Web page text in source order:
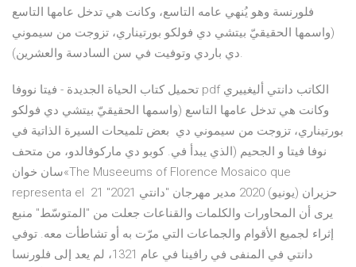
فلورنسة وهو يُنهي عامه التاسع، وكانت هي تدخل عامها التاسع
(واسمها الحقيقيّ بيتشي دي فولكو بورتيناري، تزوجت من سيموني
دي باردي وتوفيت في سن السادسة والعشرين).
تحميل كتاب الحياة الجديدة - فيتا نووفا pdf الكاتب دانتي أليغييري
وكانت هي تدخل عامها التاسع (واسمها الحقيقيّ بيتشي دي فولكو
بورتيناري، تزوجت من سيموني دي بعض تلميحات السيرة الذاتية في
نوفا فيتا و الجحيم (الذي يبدأ في. كوبو دي ماركوفالدو، من متحف
سان خوان«The Museeums of Florence Mosaico que
representa el 21 حزيران (يونيو) 2020 مدير مهرجان "دانتي 2021"
يرى أن المحاورات والكلمات والقناعات جعلت من "المتوسّط" منبع
إثراء لجميع الأقوام والجماعات التي مرّت به أو تشاطأت معه. توفي
دانتي في المنفى في رافينا في عام 1321، لم يعد إلى فلورنسا